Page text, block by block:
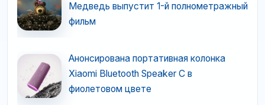
Медведь выпустит 1-й полнометражный
фильм
Анонсирована портативная колонка
Xiaomi Bluetooth Speaker C в
фиолетовом цвете